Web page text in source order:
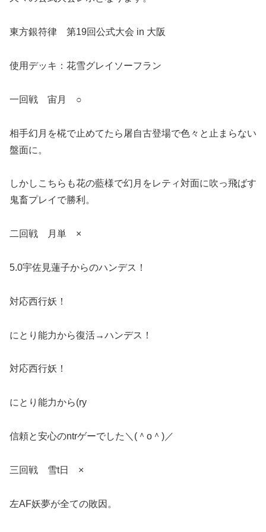
東方銀符律 第19回公式大会 in 大阪
使用デッキ：花雪グレイソーフラン
一回戦 宙月 ○
相手幻月を椛で止めてたら屠自古登場で色々と止まらない
盤面に。
しかしこちらも花の藍様で幻月をレティ対面に吹っ飛ばす
鬼畜プレイで勝利。
二回戦 月単 ×
5.0宇佐見蓮子からのハンデス！
対応西行妖！
にとり能力から復活→ハンデス！
対応西行妖！
にとり能力から(ry
信頼と安心のntrゲーでした＼(＾o＾)／
三回戦 雪t日 ×
左AF妖夢が全ての敗因。